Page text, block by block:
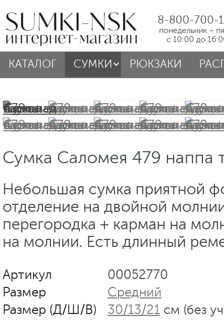
8-800-700-
понедельник –
с 10:00 до
КАТАЛОГ СУМКИ РЮКЗАКИ
Сумка Саломея 479 наппа
Небольшая сумка приятной
отделение на двойной
перегородка + карман на
на молнии. Есть длинный
Артикул
00052770
Размер
Средний
Размер (Д/Ш/В)
30/13/21 см (без